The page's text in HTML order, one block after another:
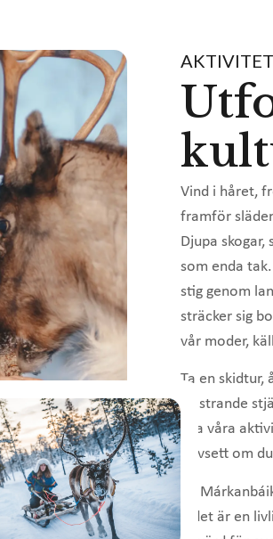
Vind i håret,
framför
Djupa
som enda
stig genom
sträcker sig
vår moder,
Ta en skidtur,
gnistrande
alla våra
oavsett om
På
– det är en